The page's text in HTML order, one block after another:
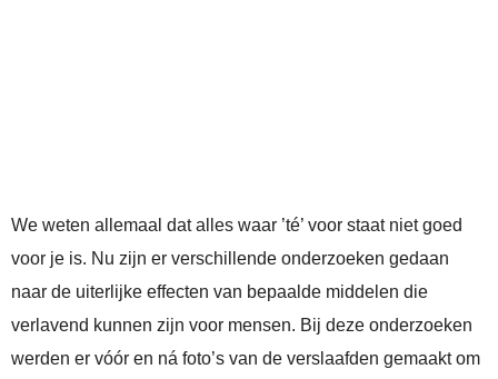
We weten allemaal dat alles waar ’té’ voor staat niet goed
voor je is. Nu zijn er verschillende onderzoeken gedaan
naar de uiterlijke effecten van bepaalde middelen die
verlavend kunnen zijn voor mensen. Bij deze onderzoeken
werden er vóór en ná foto’s van de verslaafden gemaakt om